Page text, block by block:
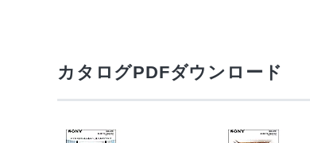
カタログPDFダウンロード